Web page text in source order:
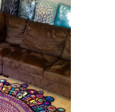
Коврик из носков